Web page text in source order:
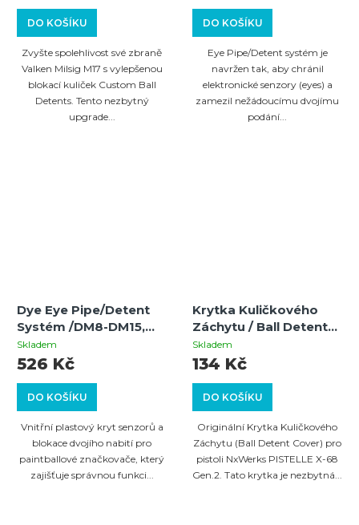
DO KOŠÍKU
Zvyšte spolehlivost své zbraně
Valken Milsig M17 s vylepšenou
blokací kuliček Custom Ball
Detents. Tento nezbytný
upgrade...
DO KOŠÍKU
Eye Pipe/Detent systém je
navržen tak, aby chránil
elektronické senzory (eyes) a
zamezil nežádoucímu dvojímu
podání...
Dye Eye Pipe/Detent
Systém /DM8-DM15,
Proto Rail 2011, Proto
Reflex
Skladem
DO KOŠÍKU
526 Kč
Vnitřní plastový kryt senzorů a
blokace dvojího nabití pro
paintballové značkovače, který
zajišťuje správnou funkci...
Krytka Kuličkového
Záchytu / Ball Detent
Cover | PISTELLE X-68
Gen.2 |
Skladem
DO KOŠÍKU
134 Kč
Originální Krytka Kuličkového
Záchytu (Ball Detent Cover) pro
pistoli NxWerks PISTELLE X-68
Gen.2. Tato krytka je nezbytná...